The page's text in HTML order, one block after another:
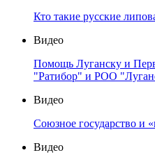
Кто такие русские
Видео
Помощь Луганску и
"Ратибор" и РОО
Видео
Союзное государство и
Видео